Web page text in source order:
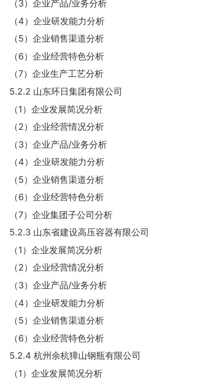
（3）企业产品/业务分析
（4）企业研发能力分析
（5）企业销售渠道分析
（6）企业经营特色分析
（7）企业生产工艺分析
5.2.2 山东环日集团有限公司
（1）企业发展简况分析
（2）企业经营情况分析
（3）企业产品/业务分析
（4）企业研发能力分析
（5）企业销售渠道分析
（6）企业经营特色分析
（7）企业集团子公司分析
5.2.3 山东省建设高压容器有限公司
（1）企业发展简况分析
（2）企业经营情况分析
（3）企业产品/业务分析
（4）企业研发能力分析
（5）企业销售渠道分析
（6）企业经营特色分析
5.2.4 杭州余杭獐山钢瓶有限公司
（1）企业发展简况分析